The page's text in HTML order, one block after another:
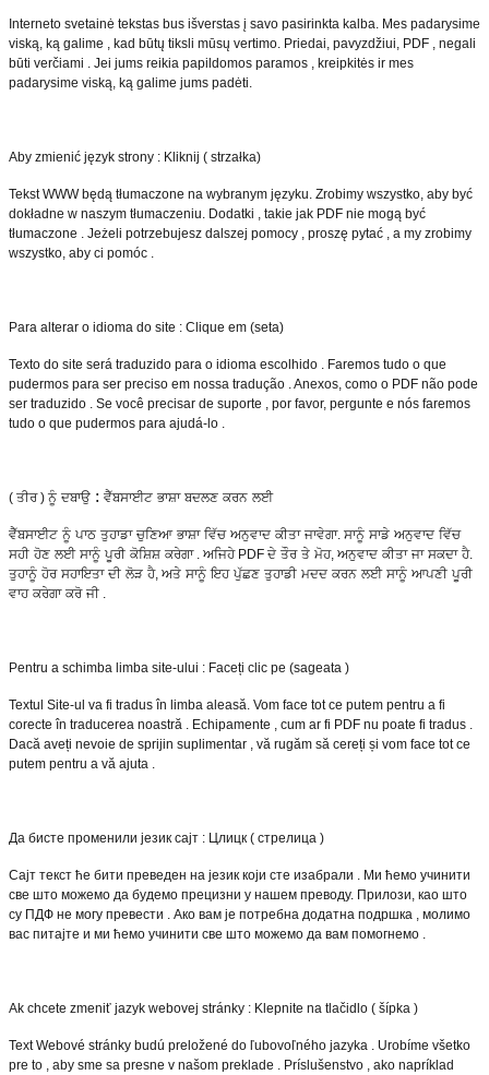
Interneto svetainė tekstas bus išverstas į savo pasirinkta kalba. Mes padarysime
viską, ką galime , kad būtų tiksli mūsų vertimo. Priedai, pavyzdžiui, PDF , negali
būti verčiami . Jei jums reikia papildomos paramos , kreipkitės ir mes
padarysime viską, ką galime jums padėti.
Aby zmienić język strony : Kliknij ( strzałka)
Tekst WWW będą tłumaczone na wybranym języku. Zrobimy wszystko, aby być
dokładne w naszym tłumaczeniu. Dodatki , takie jak PDF nie mogą być
tłumaczone . Jeżeli potrzebujesz dalszej pomocy , proszę pytać , a my zrobimy
wszystko, aby ci pomóc .
Para alterar o idioma do site : Clique em (seta)
Texto do site será traduzido para o idioma escolhido . Faremos tudo o que
pudermos para ser preciso em nossa tradução . Anexos, como o PDF não pode
ser traduzido . Se você precisar de suporte , por favor, pergunte e nós faremos
tudo o que pudermos para ajudá-lo .
( ਤੀਰ) ਨੂੰ ਦਬਾਉ : ਵੈੱਬਸਾਈਟ ਭਾਸ਼ਾ ਬਦਲਣ ਕਰਨ ਲਈ
ਵੈੱਬਸਾਈਟ ਨੂੰ ਪਾਠ ਤੁਹਾਡਾ ਚੁਣਿਆ ਭਾਸ਼ਾ ਵਿੱਚ ਅਨੁਵਾਦ ਕੀਤਾ ਜਾਵੇਗਾ. ਸਾਨੂੰ ਸਾਡੇ ਅਨੁਵਾਦ ਵਿੱਚ
ਸਹੀ ਹੋਣ ਲਈ ਸਾਨੂੰ ਪੂਰੀ ਕੋਸ਼ਿਸ਼ ਕਰੇਗਾ. ਅਜਿਹੇPDF ਦੇ ਤੌਰ ਤੇ ਮੋਹ, ਅਨੁਵਾਦ ਕੀਤਾ ਜਾ ਸਕਦਾ ਹੈ.
ਤੁਹਾਨੂੰ ਹੋਰ ਸਹਾਇਤਾ ਦੀ ਲੋੜ ਹੈ, ਅਤੇ ਸਾਨੂੰ ਇਹ ਪੁੱਛਣ ਤੁਹਾਡੀ ਮਦਦ ਕਰਨ ਲਈ ਸਾਨੂੰ ਆਪਣੀ ਪੂਰੀ
ਵਾਹ ਕਰੇਗਾ ਕਰੋ ਜੀ .
Pentru a schimba limba site-ului : Faceți clic pe (sageata )
Textul Site-ul va fi tradus în limba aleasă. Vom face tot ce putem pentru a fi
corecte în traducerea noastră . Echipamente , cum ar fi PDF nu poate fi tradus .
Dacă aveți nevoie de sprijin suplimentar , vă rugăm să cereți și vom face tot ce
putem pentru a vă ajuta .
Да бисте променили језик сајт : Цлицк ( стрелица )
Сајт текст ће бити преведен на језик који сте изабрали . Ми ћемо учинити
све што можемо да будемо прецизни у нашем преводу. Прилози, као што
су ПДФ не могу превести . Ако вам је потребна додатна подршка , молимо
вас питајте и ми ћемо учинити све што можемо да вам помогнемо .
Ak chcete zmeniť jazyk webovej stránky : Klepnite na tlačidlo ( šípka )
Text Webové stránky budú preložené do ľubovoľného jazyka . Urobíme všetko
pre to , aby sme sa presne v našom preklade . Príslušenstvo , ako napríklad